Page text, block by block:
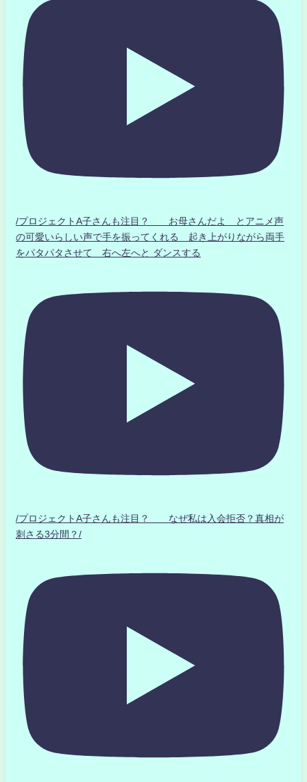
/プロジェクトA子さんも注目？ お母さんだよ とアニメ声
の可愛いらしい声で手を振ってくれる 起き上がりながら両手
をパタパタさせて 右へ左へと ダンスする
/プロジェクトA子さんも注目？ なぜ私は入会拒否？真相が
刺さる3分間？/